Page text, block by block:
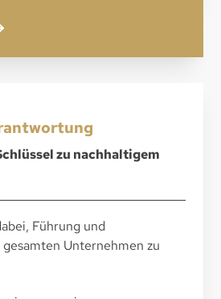
zu nachhaltigem
Führung und
Unternehmen zu